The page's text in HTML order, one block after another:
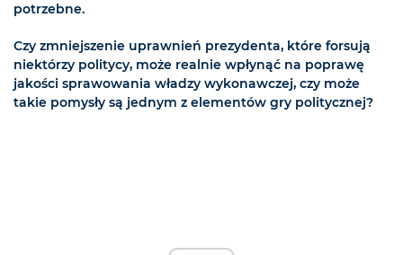
potrzebne.
Czy zmniejszenie uprawnień prezydenta, które forsują
niektórzy politycy, może realnie wpłynąć na poprawę
jakości sprawowania władzy wykonawczej, czy może
takie pomysły są jednym z elementów gry politycznej?